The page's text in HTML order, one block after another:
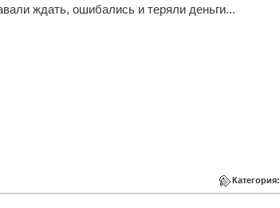
ждать, ошибались и теряли деньги...
Категория: